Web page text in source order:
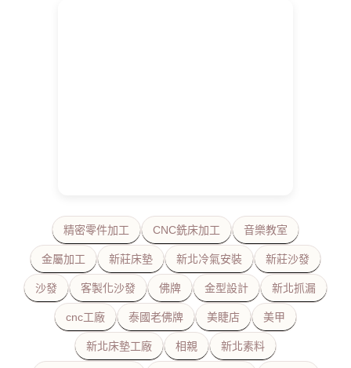
精密零件加工 CNC銑床加工 音樂教室
金屬加工 新莊床墊 新北冷氣安裝 新莊沙發
沙發 客製化沙發 佛牌 金型設計 新北抓漏
cnc工廠 泰國老佛牌 美睫店 美甲
新北床墊工廠 相親 新北素料